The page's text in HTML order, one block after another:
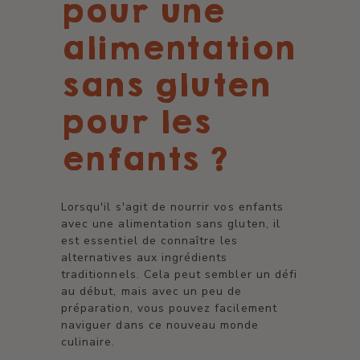
pour une
alimentation
sans gluten
pour les
enfants ?
Lorsqu'il s'agit de nourrir vos enfants
avec une alimentation sans gluten, il
est essentiel de connaître les
alternatives aux ingrédients
traditionnels. Cela peut sembler un défi
au début, mais avec un peu de
préparation, vous pouvez facilement
naviguer dans ce nouveau monde
culinaire.